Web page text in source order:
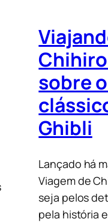
sobre
Ghibli
Lançado há
Viagem de
seja pelos
pela história